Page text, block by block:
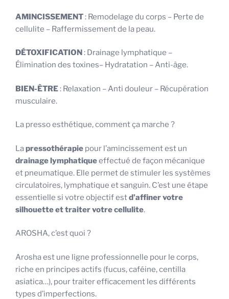
AMINCISSEMENT: Remodelage du corps – Perte de
cellulite – Raffermissement de la peau.
DÉTOXIFICATION: Drainage lymphatique –
Élimination des toxines– Hydratation – Anti-âge.
BIEN-ÊTRE: Relaxation – Anti douleur – Récupération
musculaire.
La presso esthétique, comment ça marche ?
La pressothérapie pour l’amincissement est un
drainage lymphatiqueeffectué de façon mécanique
et pneumatique. Elle permet de stimuler les systèmes
circulatoires, lymphatique et sanguin. C’est une étape
essentielle si votre objectif estd’affiner votre
silhouette et traiter votre cellulite.
AROSHA, c’est quoi ?
Arosha est une ligne professionnelle pour le corps,
riche en principes actifs (fucus, caféine, centilla
asiatica…), pour traiter efficacement les différents
types d’imperfections.